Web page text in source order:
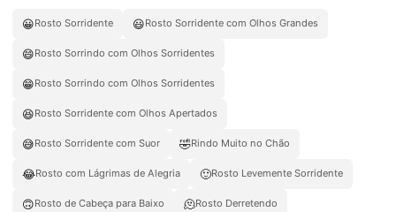
😀Rosto Sorridente 😃Rosto Sorridente com Olhos Grandes
😄Rosto Sorrindo com Olhos Sorridentes
😁Rosto Sorrindo com Olhos Sorridentes
😆Rosto Sorridente com Olhos Apertados
😅Rosto Sorridente com Suor 🤣Rindo Muito no Chão
😂Rosto com Lágrimas de Alegria 🙂Rosto Levemente Sorridente
🙃Rosto de Cabeça para Baixo 🫠Rosto Derretendo